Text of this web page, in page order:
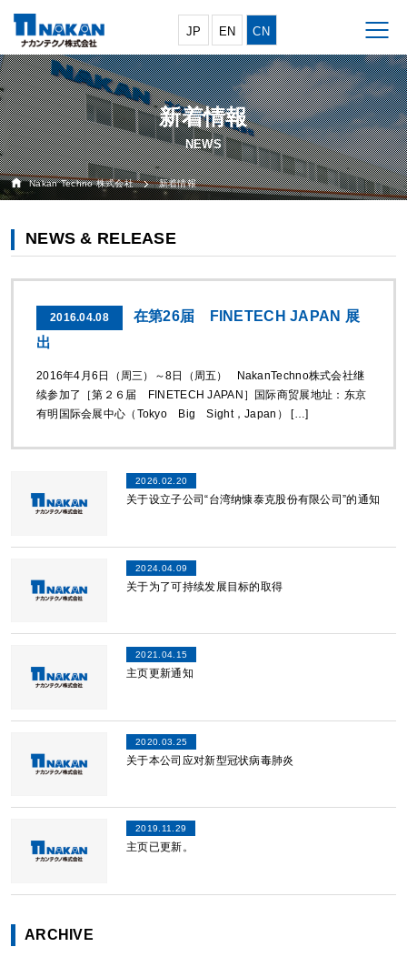
JP EN CN
新着情報
Nakan Techno 株式会社 新着情報
NEWS & RELEASE
2016.04.08
在第26届 FINETECH JAPAN 展
出
2016年4月6日（周三）～8日（周五） NakanTechno株式会社继
续参加了［第２６届 FINETECH JAPAN］国际商贸展地址：东京
有明国际会展中心（Tokyo Big Sight，Japan） […]
2026.02.20
关于设立子公司“台湾纳慷泰克股份有限公司”的通知
2024.04.09
关于为了可持续发展目标的取得
2021.04.15
主页更新通知
2020.03.25
关于本公司应对新型冠状病毒肺炎
2019.11.29
主页已更新。
ARCHIVE